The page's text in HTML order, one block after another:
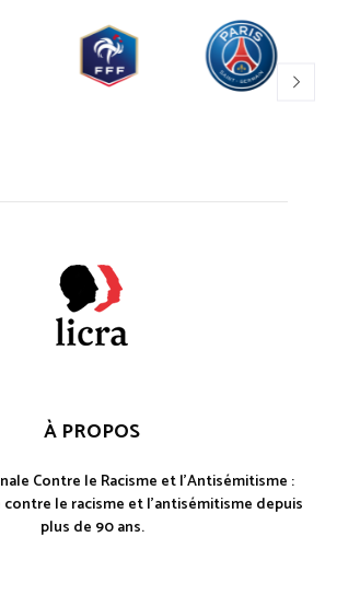
À PROPOS
Contre le Racisme et l'Antisémitisme :
contre le racisme et l'antisémitisme depuis
plus de 90 ans.